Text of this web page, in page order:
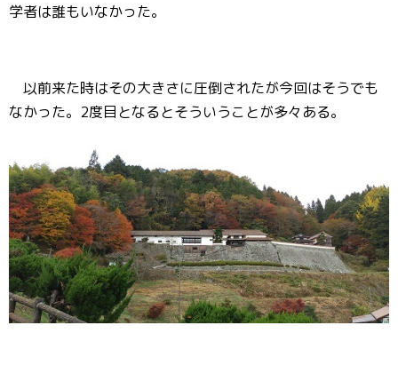
学者は誰もいなかった。
以前来た時はその大きさに圧倒されたが今回はそうでも
なかった。2度目となるとそういうことが多々ある。